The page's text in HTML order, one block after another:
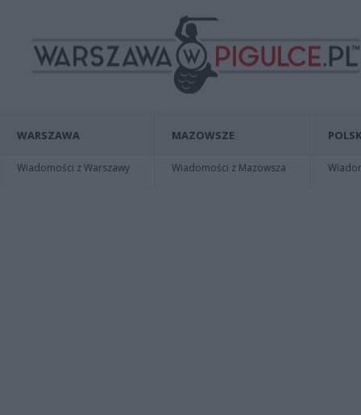
WARSZAWA
Wiadomości z Warszawy
MAZOWSZE
Wiadomości z Mazowsza